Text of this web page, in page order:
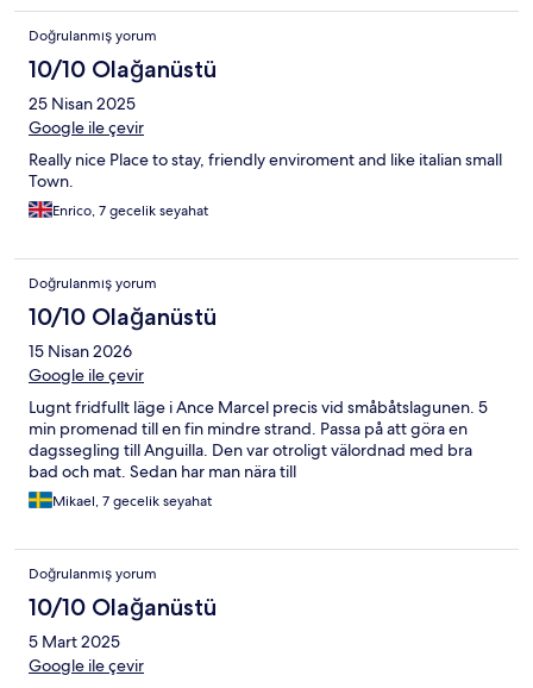
Doğrulanmış yorum
10/10 Olağanüstü
25 Nisan 2025
Google ile çevir
Really nice Place to stay, friendly enviroment and like italian small
Town.
Enrico, 7 gecelik seyahat
Doğrulanmış yorum
10/10 Olağanüstü
15 Nisan 2026
Google ile çevir
Lugnt fridfullt läge i Ance Marcel precis vid småbåtslagunen. 5
min promenad till en fin mindre strand. Passa på att göra en
dagssegling till Anguilla. Den var otroligt välordnad med bra
bad och mat. Sedan har man nära till
Mikael, 7 gecelik seyahat
Doğrulanmış yorum
10/10 Olağanüstü
5 Mart 2025
Google ile çevir